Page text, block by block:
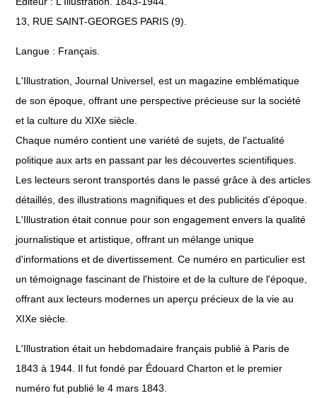
13, RUE SAINT-GEORGES PARIS (9).
Langue : Français.
L'Illustration, Journal Universel, est un magazine emblématique
de son époque, offrant une perspective précieuse sur la société
et la culture du XIXe siècle.
Chaque numéro contient une variété de sujets, de l'actualité
politique aux arts en passant par les découvertes scientifiques.
Les lecteurs seront transportés dans le passé grâce à des articles
détaillés, des illustrations magnifiques et des publicités d'époque.
L'Illustration était connue pour son engagement envers la qualité
journalistique et artistique, offrant un mélange unique
d'informations et de divertissement. Ce numéro en particulier est
un témoignage fascinant de l'histoire et de la culture de l'époque,
offrant aux lecteurs modernes un aperçu précieux de la vie au
XIXe siècle.
L'Illustration était un hebdomadaire français publié à Paris de
1843 à 1944. Il fut fondé par Édouard Charton et le premier
numéro fut publié le 4 mars 1843.